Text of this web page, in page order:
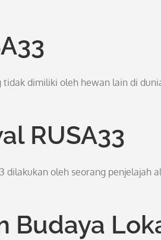
tidak dimiliki oleh hewan lain di
RUSA33
dilakukan oleh seorang penjelajah
Budaya